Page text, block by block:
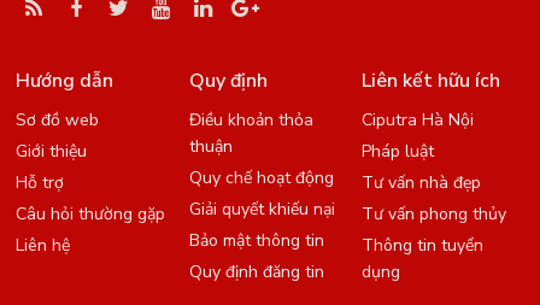
Hướng dẫn
Sơ đồ web
Giới thiệu
Hỗ trợ
Câu hỏi thường gặp
Liên hệ
Quy định
Điều khoản thỏa
thuận
Quy chế hoạt động
Giải quyết khiếu nại
Bảo mật thông tin
Quy định đăng tin
Liên kết hữu ích
Ciputra Hà Nội
Pháp luật
Tư vấn nhà đẹp
Tư vấn phong thủy
Thông tin tuyển
dụng